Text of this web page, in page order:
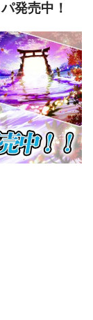
発売中！